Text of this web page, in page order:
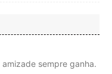
sempre ganha.